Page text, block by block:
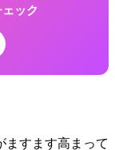
ック
ますます高まって